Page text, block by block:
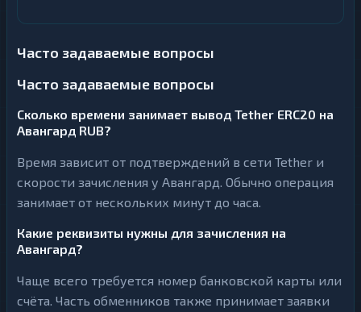
Часто задаваемые вопросы
Часто задаваемые вопросы
Сколько времени занимает вывод Tether ERC20 на
Авангард RUB?
Время зависит от подтверждений в сети Tether и
скорости зачисления у Авангард. Обычно операция
занимает от нескольких минут до часа.
Какие реквизиты нужны для зачисления на
Авангард?
Чаще всего требуется номер банковской карты или
счёта. Часть обменников также принимает заявки